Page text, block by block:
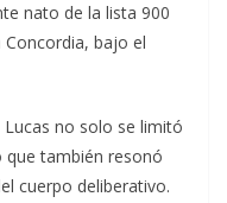
nato de la lista 900
bajo el
no solo se limitó
que también resonó
cuerpo deliberativo.